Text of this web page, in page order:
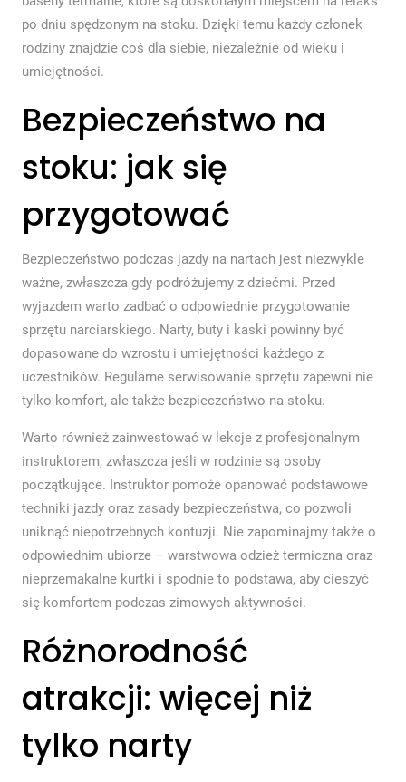
po dniu spędzonym na stoku. Dzięki temu każdy członek
rodziny znajdzie coś dla siebie, niezależnie od wieku i
umiejętności.
Bezpieczeństwo na
stoku: jak się
przygotować
Bezpieczeństwo podczas jazdy na nartach jest niezwykle
ważne, zwłaszcza gdy podróżujemy z dziećmi. Przed
wyjazdem warto zadbać o odpowiednie przygotowanie
sprzętu narciarskiego. Narty, buty i kaski powinny być
dopasowane do wzrostu i umiejętności każdego z
uczestników. Regularne serwisowanie sprzętu zapewni nie
tylko komfort, ale także bezpieczeństwo na stoku.
Warto również zainwestować w lekcje z profesjonalnym
instruktorem, zwłaszcza jeśli w rodzinie są osoby
początkujące. Instruktor pomoże opanować podstawowe
techniki jazdy oraz zasady bezpieczeństwa, co pozwoli
uniknąć niepotrzebnych kontuzji. Nie zapominajmy także o
odpowiednim ubiorze – warstwowa odzież termiczna oraz
nieprzemakalne kurtki i spodnie to podstawa, aby cieszyć
się komfortem podczas zimowych aktywności.
Różnorodność
atrakcji: więcej niż
tylko narty